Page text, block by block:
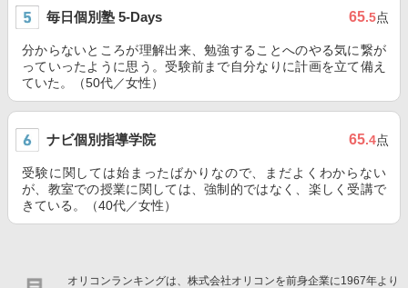
毎日個別塾 5-Days 65.5点
分からないところが理解出来、勉強することへのやる気に繋が
っていったように思う。受験前まで自分なりに計画を立て備え
ていた。（50代／女性）
ナビ個別指導学院 65.4点
受験に関しては始まったばかりなので、まだよくわからない
が、教室での授業に関しては、強制的ではなく、楽しく受講で
きている。（40代／女性）
オリコンランキングは、株式会社オリコンを前身企業に1967年より